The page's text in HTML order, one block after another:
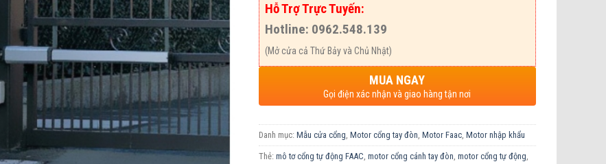
Hỗ Trợ Trực Tuyến:
Hotline: 0962.548.139
(Mở cửa cả Thứ Bảy và Chủ Nhật)
MUA NGAY
Gọi điện xác nhận và giao hàng tận nơi
Danh mục: Mẫu cửa cổng, Motor cổng tay đòn, Motor Faac, Motor nhập khẩu
Thẻ: mô tơ cổng tự động FAAC, motor cổng cánh tay đòn, motor cổng tự động,